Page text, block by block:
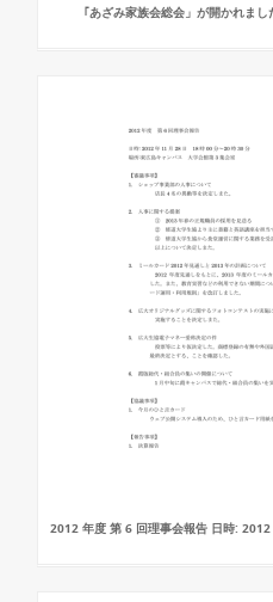
｢あざみ家族会総会」が開かれまし
2012 年度 第 6 回理事会報告 日時: